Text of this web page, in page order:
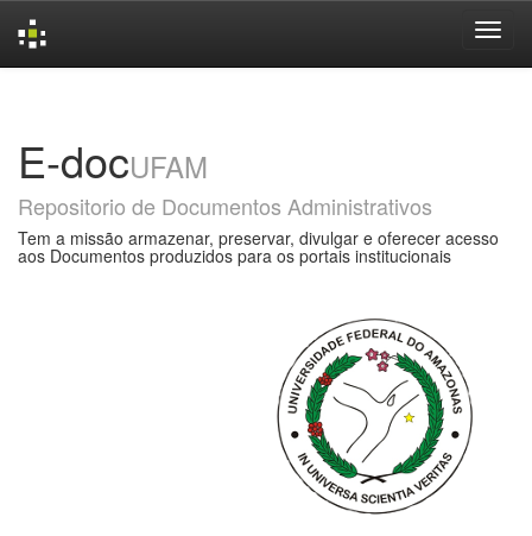
E-docUFAM
Repositorio de Documentos Administrativos
Tem a missão armazenar, preservar, divulgar e oferecer acesso
aos Documentos produzidos para os portais institucionais